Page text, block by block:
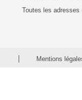
Toutes les adresses
Mentions